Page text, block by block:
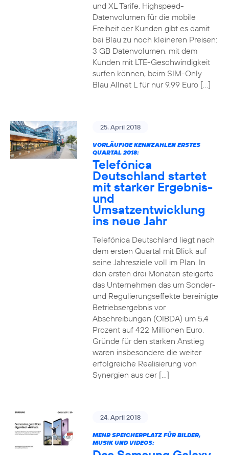
und XL Tarife. Highspeed-
Datenvolumen für die mobile
Freiheit der Kunden gibt es damit
bei Blau zu noch kleineren Preisen:
3 GB Datenvolumen, mit dem
Kunden mit LTE-Geschwindigkeit
surfen können, beim SIM-Only
Blau Allnet L für nur 9,99 Euro […]
25. April 2018
VORLÄUFIGE KENNZAHLEN ERSTES
QUARTAL 2018:
Telefónica
Deutschland startet
mit starker Ergebnis-
und
Umsatzentwicklung
ins neue Jahr
Telefónica Deutschland liegt nach
dem ersten Quartal mit Blick auf
seine Jahresziele voll im Plan. In
den ersten drei Monaten steigerte
das Unternehmen das um Sonder-
und Regulierungseffekte bereinigte
Betriebsergebnis vor
Abschreibungen (OIBDA) um 5,4
Prozent auf 422 Millionen Euro.
Gründe für den starken Anstieg
waren insbesondere die weiter
erfolgreiche Realisierung von
Synergien aus der […]
24. April 2018
MEHR SPEICHERPLATZ FÜR BILDER,
MUSIK UND VIDEOS: